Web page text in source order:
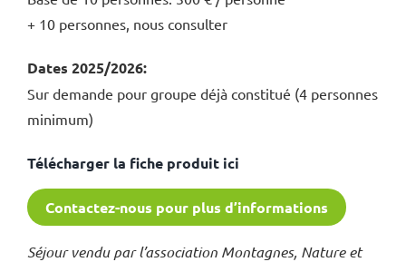
+ 10 personnes, nous consulter
Dates 2025/2026:
Sur demande pour groupe déjà constitué (4 personnes
minimum)
Télécharger la fiche produit ici
Contactez-nous pour plus d’informations
Séjour vendu par l’association Montagnes, Nature et